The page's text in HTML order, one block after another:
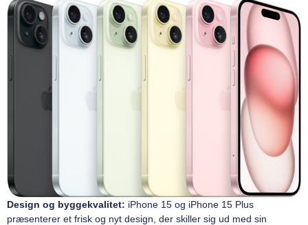
Design og byggekvalitet: iPhone 15 og iPhone 15 Plus
præsenterer et frisk og nyt design, der skiller sig ud med sin